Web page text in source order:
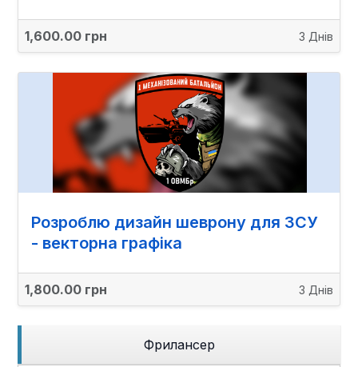
1,600.00 грн 3 Днів
Розроблю дизайн шеврону для ЗСУ
- векторна графіка
1,800.00 грн 3 Днів
Фрилансер